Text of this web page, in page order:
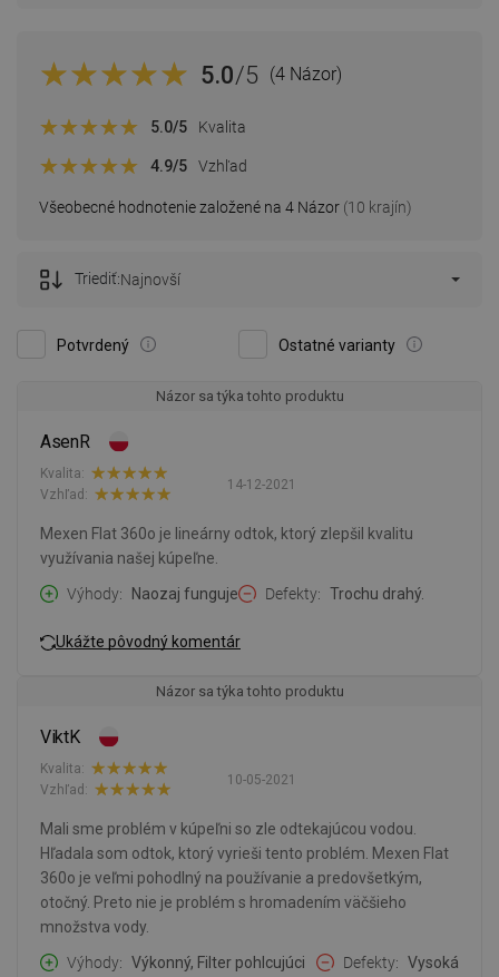
5.0/5 (4 Názor)
Všeobecné hodnotenie založené na 4 Názor (10 krajín)
5.0/5 Kvalita
4.9/5 Vzhľad
Potvrdený Ostatné varianty
Triediť:Najnovší
Názor sa týka tohto produktu
AsenR
14-12-2021
Kvalita:
Vzhľad:
Mexen Flat 360o je lineárny odtok, ktorý zlepšil kvalitu
využívania našej kúpeľne.
Výhody
Naozaj funguje Defekty Trochu drahý.
Ukážte pôvodný komentár
Názor sa týka tohto produktu
ViktK
10-05-2021
Kvalita:
Vzhľad:
Mali sme problém v kúpeľni so zle odtekajúcou vodou.
Hľadala som odtok, ktorý vyrieši tento problém. Mexen Flat
360o je veľmi pohodlný na používanie a predovšetkým,
otočný. Preto nie je problém s hromadením väčšieho
množstva vody.
Výhody
Výkonný, Filter pohlcujúci
Defekty
Vysoká